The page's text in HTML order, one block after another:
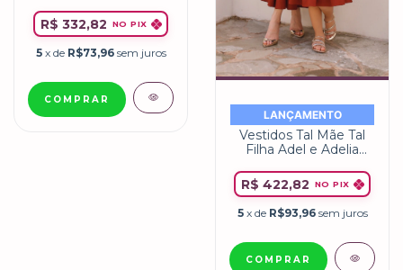
R$ 332,82 NO PIX
5 x de R$73,96 sem juros
COMPRAR
LANÇAMENTO
Vestidos Tal Mãe Tal
Filha Adel e Adelia
R$ 422,82
NO PIX
5 x de R$93,96 sem juros
COMPRAR